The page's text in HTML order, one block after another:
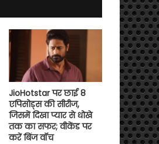
JioHotstar पर छाई 8
एपिसोड्स की सीरीज,
जिसमें दिखा प्यार से धोखे
तक का सफर; वीकेंड पर
करें बिंज वॉच